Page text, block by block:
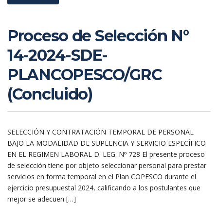
Proceso de Selección N°
14-2024-SDE-
PLANCOPESCO/GRC
(Concluido)
SELECCIÓN Y CONTRATACIÓN TEMPORAL DE PERSONAL
BAJO LA MODALIDAD DE SUPLENCIA Y SERVICIO ESPECÍFICO
EN EL REGIMEN LABORAL D. LEG. Nº 728 El presente proceso
de selección tiene por objeto seleccionar personal para prestar
servicios en forma temporal en el Plan COPESCO durante el
ejercicio presupuestal 2024, calificando a los postulantes que
mejor se adecuen […]